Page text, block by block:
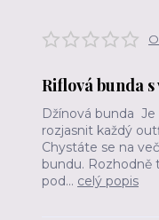
Riflová bunda
Džínová bunda
rozjasnit každý
Chystáte se na
bundu. Rozhodně
pod... celý popis